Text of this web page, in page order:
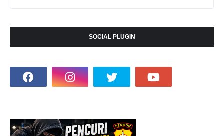
SOCIAL PLUGIN